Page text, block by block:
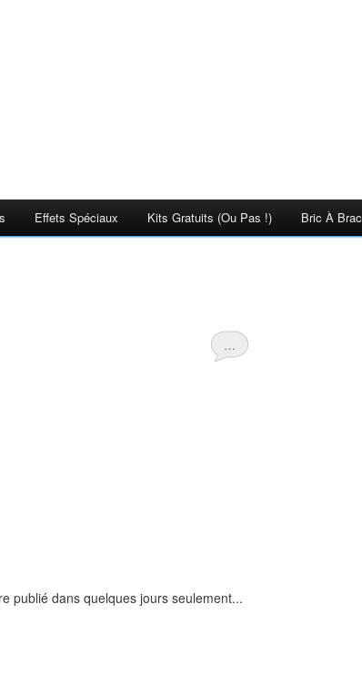
Effets Spéciaux Kits Gratuits (ou Pas !) Bric À Brac
…
publié dans quelques jours seulement...